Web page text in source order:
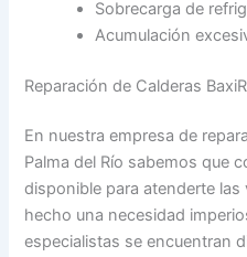
Sobrecarga de
Acumulación
Reparación de Calderas
En nuestra empresa de
Palma del Río sabemos que
disponible para atenderte
hecho una necesidad
especialistas se encuentran